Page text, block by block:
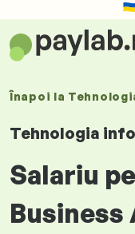
Înapoi la
Tehnologia
Salariu
Business